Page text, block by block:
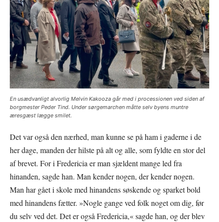
En usædvanligt alvorlig Melvin Kakooza går med i processionen ved siden af
borgmester Peder Tind. Under sørgemarchen måtte selv byens muntre
æresgæst lægge smilet.
Det var også den nærhed, man kunne se på ham i gaderne i de
her dage, manden der hilste på alt og alle, som fyldte en stor del
af brevet. For i Fredericia er man sjældent mange led fra
hinanden, sagde han. Man kender nogen, der kender nogen.
Man har gået i skole med hinandens søskende og sparket bold
med hinandens fætter. »Nogle gange ved folk noget om dig, før
du selv ved det. Det er også Fredericia,« sagde han, og der blev